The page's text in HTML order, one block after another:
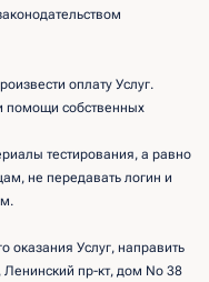
оплату Услуг.
помощи собственных
тестирования, а равно
не передавать логин и
оказания Услуг, направить
пр-кт, дом No 38